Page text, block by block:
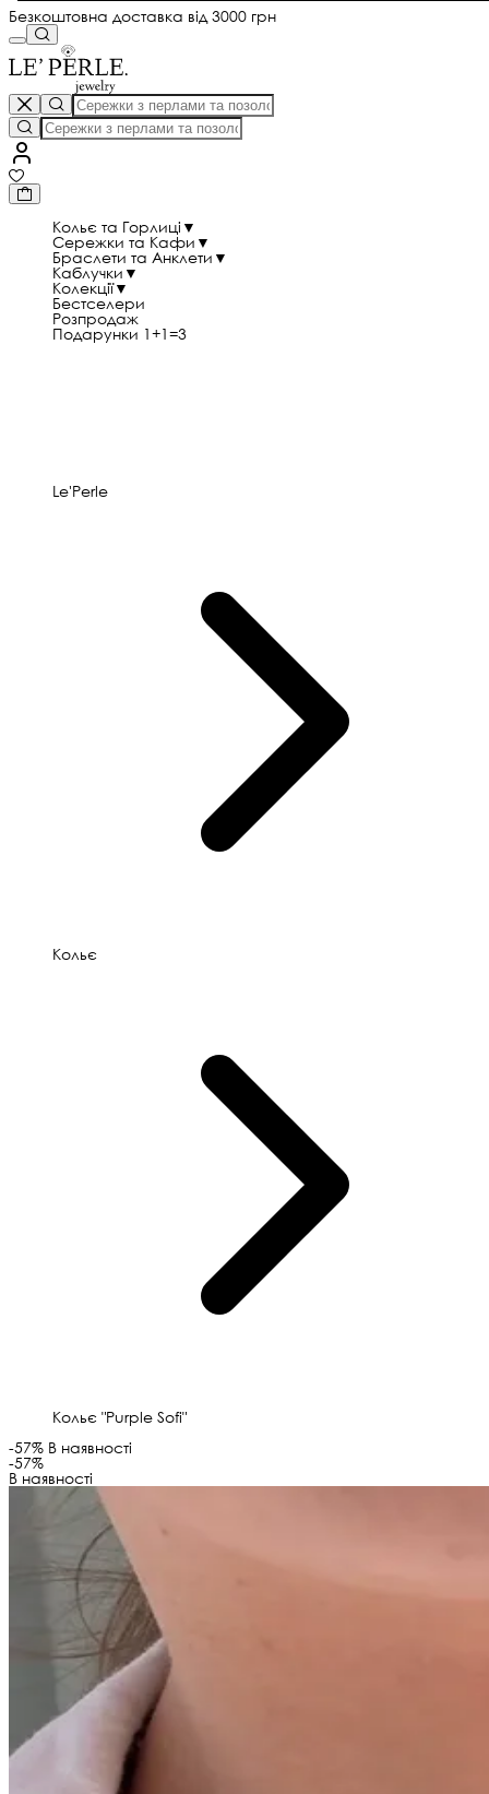
Безкоштовна доставка від 3000 грн
Кольє та Горлиці ▼
Сережки та Кафи ▼
Браслети та Анклети ▼
Каблучки ▼
Колекції▼
Бестселери
Розпродаж
Подарунки 1+1=3
Le'Perle
Кольє
Кольє "Purple Sofi"
-57% В наявності
-57%
В наявності